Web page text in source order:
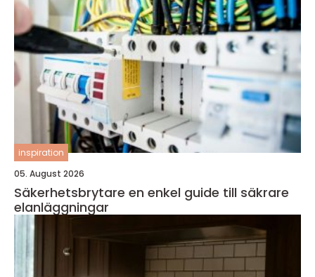
inspiration
05. August 2026
Säkerhetsbrytare en enkel guide till säkrare
elanläggningar